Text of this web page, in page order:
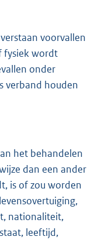
voorvallen
fysiek wordt
onder
verband houden
het behandelen
dan een ander
is of zou worden
nationaliteit,
leeftijd,